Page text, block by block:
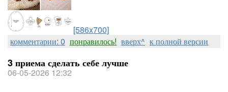
[586x700]
комментарии: 0 понравилось! вверх^ к полной версии
3 приема сделать себе лучше
06-05-2026 12:32